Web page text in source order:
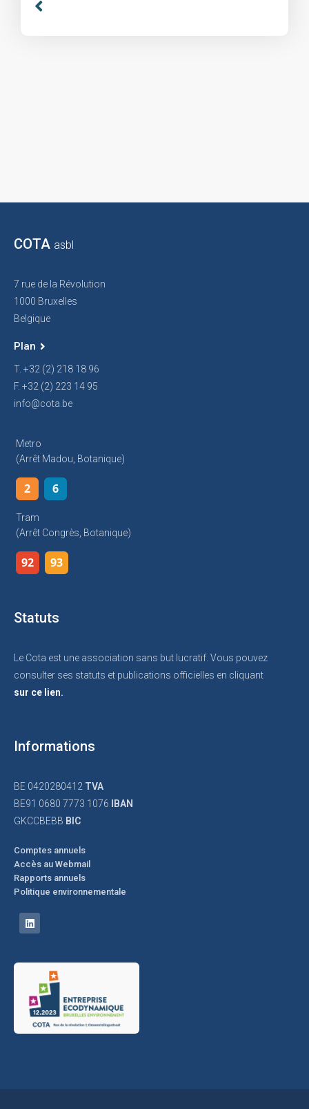
COTA asbl
7 rue de la Révolution
1000 Bruxelles
Belgique
Plan
T. +32 (2) 218 18 96
F. +32 (2) 223 14 95
info@cota.be
Metro
(arrêt Madou, Botanique)
2 6
Tram
(arrêt Congrès, Botanique)
92 93
Statuts
Le Cota est une association sans but lucratif. Vous pouvez
consulter ses statuts et publications officielles en cliquant
sur ce lien.
Informations
BE 0420280412 TVA
BE91 0680 7773 1076
IBAN
GKCCBEBB BIC
Comptes annuels
Accès au Webmail
Rapports annuels
Politique environnementale